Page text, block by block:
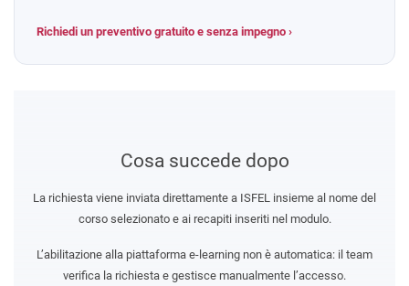
Richiedi un preventivo gratuito e senza impegno ›
Cosa succede dopo
La richiesta viene inviata direttamente a ISFEL insieme al nome del
corso selezionato e ai recapiti inseriti nel modulo.
L’abilitazione alla piattaforma e-learning non è automatica: il team
verifica la richiesta e gestisce manualmente l’accesso.